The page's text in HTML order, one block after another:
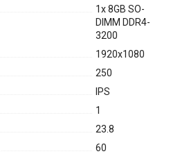
1x 8GB SO-
DIMM DDR4-
3200
1920x1080
250
IPS
1
23.8
60